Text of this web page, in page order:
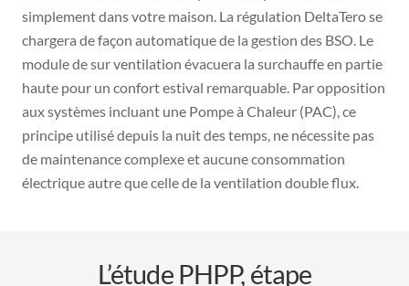
simplement dans votre maison. La régulation DeltaTero se
chargera de façon automatique de la gestion des BSO. Le
module de sur ventilation évacuera la surchauffe en partie
haute pour un confort estival remarquable. Par opposition
aux systèmes incluant une Pompe à Chaleur (PAC), ce
principe utilisé depuis la nuit des temps, ne nécessite pas
de maintenance complexe et aucune consommation
électrique autre que celle de la ventilation double flux.
L’étude PHPP, étape